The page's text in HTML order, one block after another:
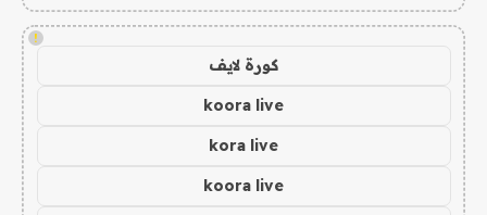
!
كورة لايف
koora live
kora live
koora live